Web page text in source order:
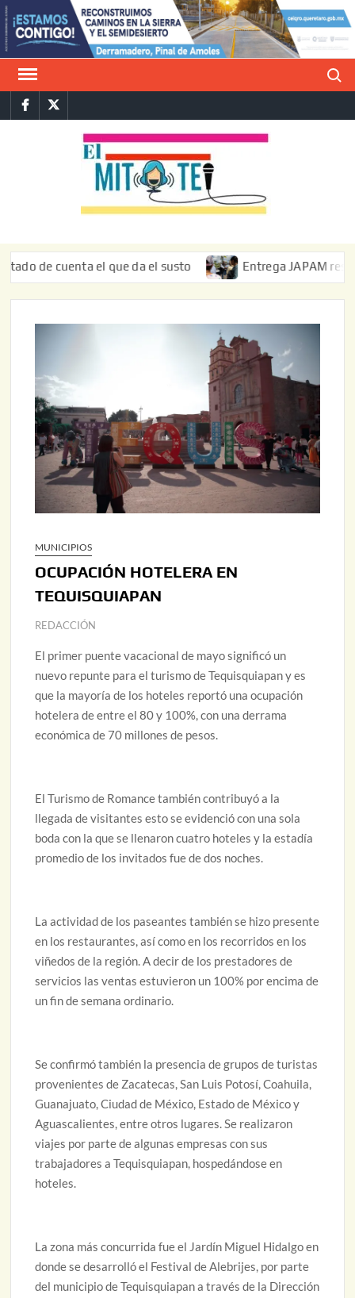
Saltar
al
contenido
FacebookTwitter
cuenta el que da el susto Entrega JAPAM
MUNICIPIOS
OCUPACIÓN HOTELERA EN
TEQUISQUIAPAN
REDACCIÓN
El primer puente vacacional de mayo significó un
nuevo repunte para el turismo de Tequisquiapan y es
que la mayoría de los hoteles reportó una ocupación
hotelera de entre el 80 y 100%, con una derrama
económica de 70 millones de pesos.
El Turismo de Romance también contribuyó a la
llegada de visitantes esto se evidenció con una sola
boda con la que se llenaron cuatro hoteles y la estadía
promedio de los invitados fue de dos noches.
La actividad de los paseantes también se hizo presente
en los restaurantes, así como en los recorridos en los
viñedos de la región. A decir de los prestadores de
servicios las ventas estuvieron un 100% por encima de
un fin de semana ordinario.
Se confirmó también la presencia de grupos de turistas
provenientes de Zacatecas, San Luis Potosí, Coahuila,
Guanajuato, Ciudad de México, Estado de México y
Aguascalientes, entre otros lugares. Se realizaron
viajes por parte de algunas empresas con sus
trabajadores a Tequisquiapan, hospedándose en
hoteles.
La zona más concurrida fue el Jardín Miguel Hidalgo en
donde se desarrolló el Festival de Alebrijes, por parte
del municipio de Tequisquiapan a través de la Dirección